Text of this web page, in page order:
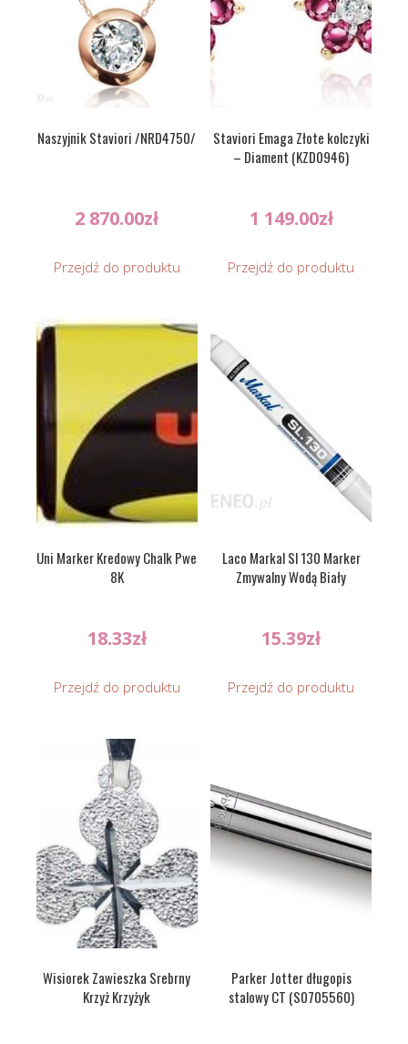
Naszyjnik Staviori /NRD4750/
2 870.00zł
Przejdź do produktu
Staviori Emaga Złote kolczyki
– Diament (KZD0946)
1 149.00zł
Przejdź do produktu
Uni Marker Kredowy Chalk Pwe
8K
18.33zł
Przejdź do produktu
Laco Markal Sl 130 Marker
Zmywalny Wodą Biały
15.39zł
Przejdź do produktu
Wisiorek Zawieszka Srebrny
Krzyż Krzyżyk
Parker Jotter długopis
stalowy CT (S0705560)